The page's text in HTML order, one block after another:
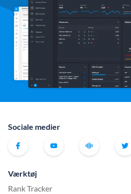
Sociale medier
Værktøj
Rank Tracker